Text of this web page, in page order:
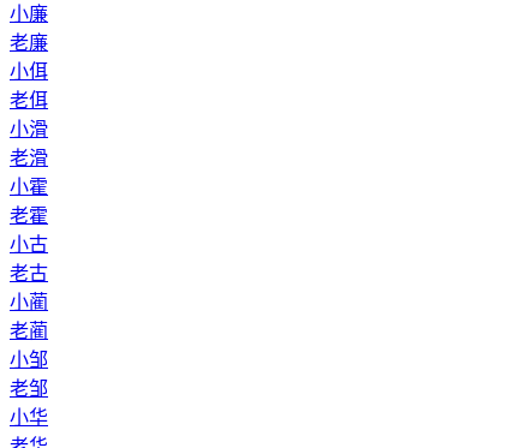
小廉
老廉
小佴
老佴
小滑
老滑
小霍
老霍
小古
老古
小蔺
老蔺
小邹
老邹
小华